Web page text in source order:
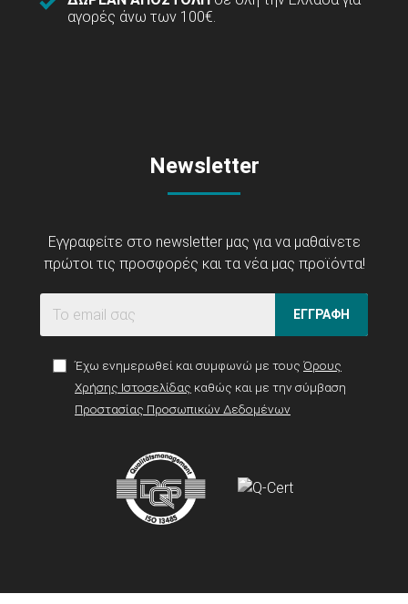
αγορές άνω των 100€.
Newsletter
Εγγραφείτε στο newsletter μας για να μαθαίνετε
πρώτοι τις προσφορές και τα νέα μας προϊόντα!
ΕΓΓΡΑΦΗ
Έχω ενημερωθεί και συμφωνώ με τους Όρους
Χρήσης Ιστοσελίδας καθώς και με την σύμβαση
Προστασίας Προσωπικών Δεδομένων